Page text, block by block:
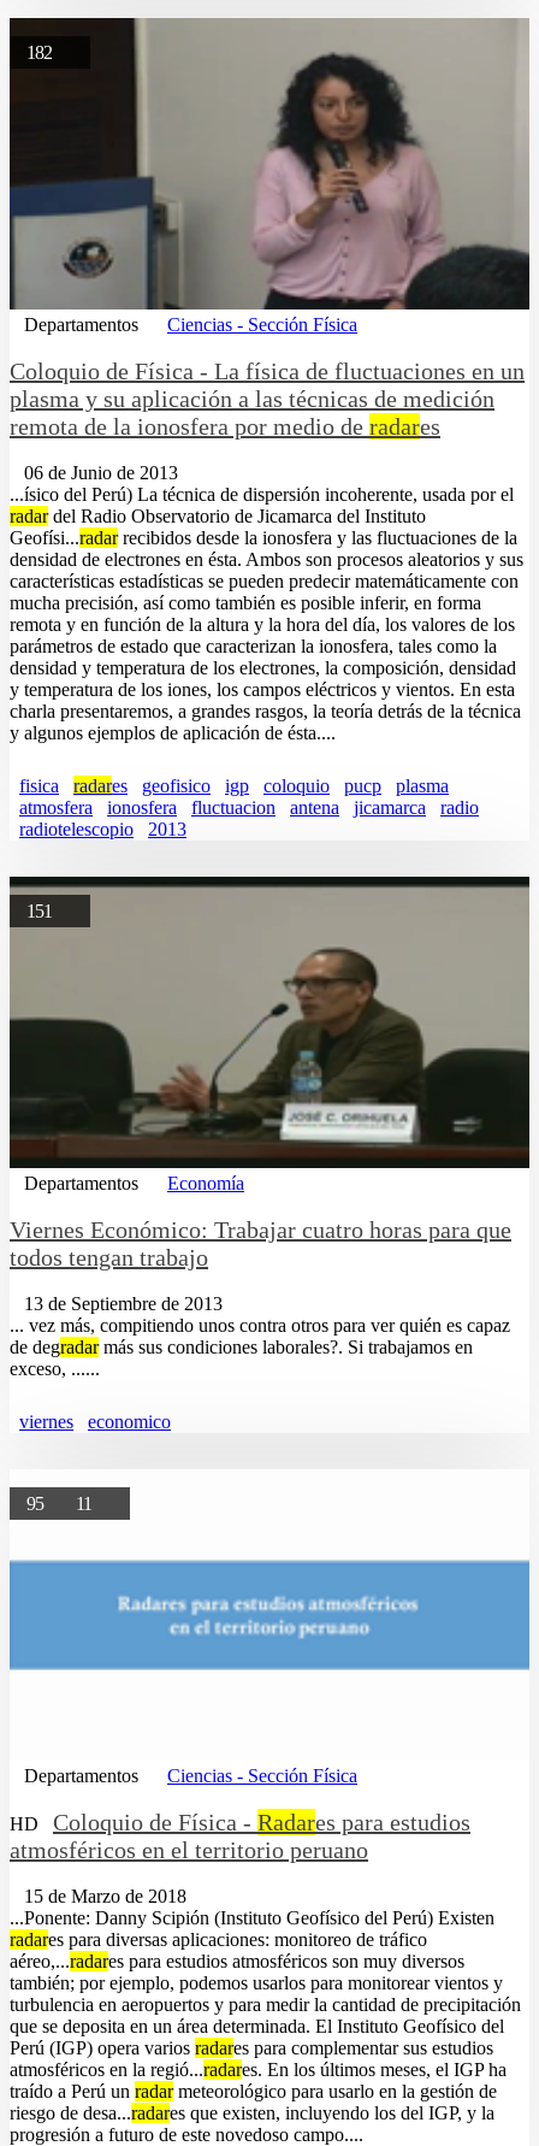
182
Departamentos Ciencias - Sección Física
Coloquio de Física - La física de fluctuaciones en un
plasma y su aplicación a las técnicas de medición
remota de la ionosfera por medio de radares
06 de Junio de 2013
...ísico del Perú) La técnica de dispersión incoherente, usada por el
radardel Radio Observatorio de Jicamarca del Instituto
Geofísi...radarrecibidos desde la ionosfera y las fluctuaciones de la
densidad de electrones en ésta. Ambos son procesos aleatorios y sus
características estadísticas se pueden predecir matemáticamente con
mucha precisión, así como también es posible inferir, en forma
remota y en función de la altura y la hora del día, los valores de los
parámetros de estado que caracterizan la ionosfera, tales como la
densidad y temperatura de los electrones, la composición, densidad
y temperatura de los iones, los campos eléctricos y vientos. En esta
charla presentaremos, a grandes rasgos, la teoría detrás de la técnica
y algunos ejemplos de aplicación de ésta....
fisica radares geofisico igp coloquio pucp
plasma
atmosfera
ionosfera fluctuacion antena jicamarca
radio
radiotelescopio
2013
151
Departamentos Economía
Viernes Económico: Trabajar cuatro horas para que
todos tengan trabajo
13 de Septiembre de 2013
... vez más, compitiendo unos contra otros para ver quién es capaz
de degradarmás sus condiciones laborales?. Si trabajamos en
exceso, ......
viernes economico
95 11
Departamentos Ciencias - Sección Física
HD Coloquio de Física - Radares para estudios
atmosféricos en el territorio peruano
15 de Marzo de 2018
...Ponente: Danny Scipión (Instituto Geofísico del Perú) Existen
radares para diversas aplicaciones: monitoreo de tráfico
aéreo,...radares para estudios atmosféricos son muy diversos
también; por ejemplo, podemos usarlos para monitorear vientos y
turbulencia en aeropuertos y para medir la cantidad de precipitación
que se deposita en un área determinada. El Instituto Geofísico del
Perú (IGP) opera varios radares para complementar sus estudios
atmosféricos en la regió...radares. En los últimos meses, el IGP ha
traído a Perú un radarmeteorológico para usarlo en la gestión de
riesgo de desa...radares que existen, incluyendo los del IGP, y la
progresión a futuro de este novedoso campo....